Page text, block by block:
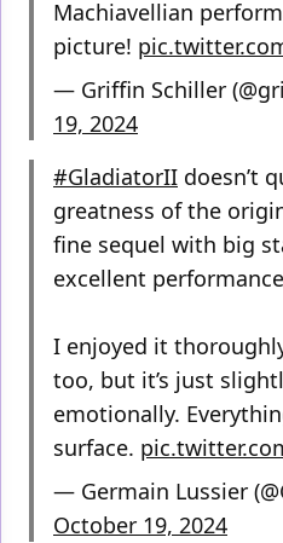
Machiavellian
picture!
— Griffin Schiller
19, 2024
#GladiatorII doesn’t
greatness of the
fine sequel with big
excellent
I enjoyed it
too, but it’s just
emotionally.
surface.
— Germain Lussier
October 19, 2024